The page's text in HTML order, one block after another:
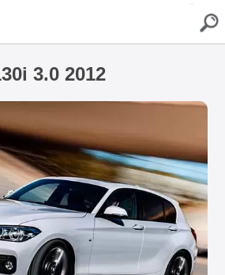
3.0 2012